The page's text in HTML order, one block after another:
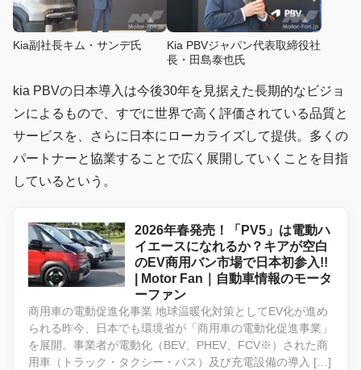
Kia副社長キム・サンデ氏
Kia PBVジャパン代表取締役社
長・田島泰也氏
kia PBVの日本導入は今後30年を見据えた長期的なビジョ
ンによるもので、すでに世界で高く評価されている品質と
サービスを、さらに日本にローカライズして提供。多くの
パートナーと協業することで広く展開していくことを目指
しているという。
2026年春発売！「PV5」は電動ハ
イエースになれるか？キアが空白
のEV商用バン市場で日本初参入!!
| Motor Fan｜自動車情報のモータ
ーファン
商用車の電動促進化事業 地球温暖化対策としてEV化が進め
られる昨今、日本でも環境省が「商用車の電動化促進事業」
を展開。事業者が電動化（BEV、PHEV、FCV※）された商
用車（トラック・タクシー・バス）及び充電設備の導入 […]